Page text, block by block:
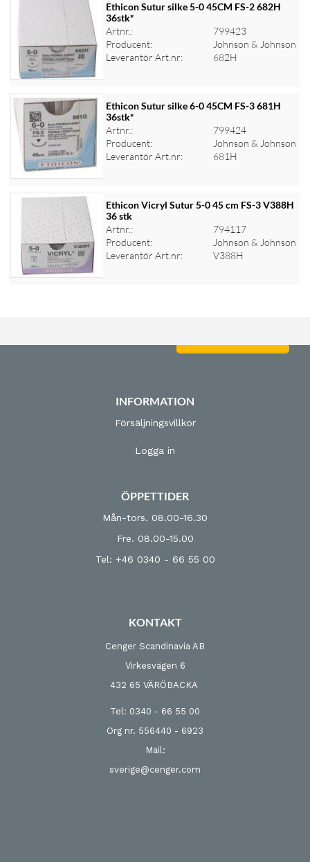
Logga in för priser
Ethicon Sutur silke 5-0 45CM FS-2 682H
36stk*
Artnr.:
799423
Producent:
Johnson & Johnson
Leverantör Art.nr:
682H
Logga in för priser
Ethicon Sutur silke 6-0 45CM FS-3 681H
36stk*
Artnr.:
799424
Producent:
Johnson & Johnson
Leverantör Art.nr:
681H
Logga in för priser
Ethicon Vicryl Sutur 5-0 45 cm FS-3 V388H
36 stk
Artnr.:
794117
Producent:
Johnson & Johnson
Leverantör Art.nr:
V388H
INFORMATION
Försäljningsvillkor
Logga in
ÖPPETTIDER
Mån-tors. 08.00-16.30
Fre. 08.00-15.00
Tel: +46 0340 - 66 55 00
KONTAKT
Cenger Scandinavia AB
Virkesvägen 6
432 65 VÄRÖBACKA
Tel: 0340 - 66 55 00
Org nr. 556440 - 6923
Mail:
sverige@cenger.com